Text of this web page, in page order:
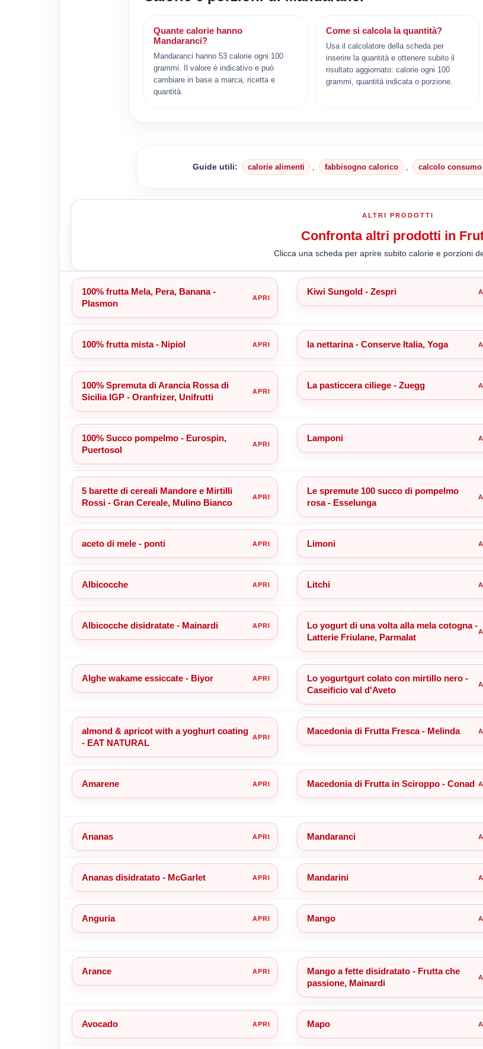
Quante calorie hanno
Mandaranci?
Mandaranci hanno 53 calorie ogni 100
grammi. Il valore è indicativo e può
cambiare in base a marca, ricetta e
quantità.
Come si calcola la quantità?
Usa il calcolatore della scheda per
inserire la quantità e ottenere subito il
risultato aggiornato: calorie ogni 100
grammi, quantità indicata o porzione.
Guide utili: calorie alimenti fabbisogno calorico calcolo
ALTRI PRODOTTI
Confronta altri prodotti in
Clicca una scheda per aprire subito calorie e porzioni
100% frutta Mela, Pera, Banana -
Plasmon
Kiwi Sungold - Zespri
100% frutta mista - Nipiol la nettarina - Conserve Italia, Yoga
100% Spremuta di Arancia Rossa di
Sicilia IGP - Oranfrizer, Unifrutti
La pasticcera ciliege - Zuegg
100% Succo pompelmo - Eurospin,
Puertosol
Lamponi
5 barette di cereali Mandore e Mirtilli
Rossi - Gran Cereale, Mulino Bianco
Le spremute 100 succo di pompelmo
rosa - Esselunga
aceto di mele - ponti Limoni
Albicocche Litchi
Albicocche disidratate - Mainardi
Lo yogurt di una volta alla mela cotogna -
Latterie Friulane, Parmalat
Alghe wakame essiccate - Biyor
Lo yogurtgurt colato con mirtillo nero -
Caseificio val d'Aveto
almond & apricot with a yoghurt coating
- EAT NATURAL
Macedonia di Frutta Fresca - Melinda
Amarene Macedonia di Frutta in Sciroppo - Conad
Ananas Mandaranci
Ananas disidratato - McGarlet Mandarini
Anguria Mango
Arance
Mango a fette disidratato - Frutta che
passione, Mainardi
Avocado Mapo